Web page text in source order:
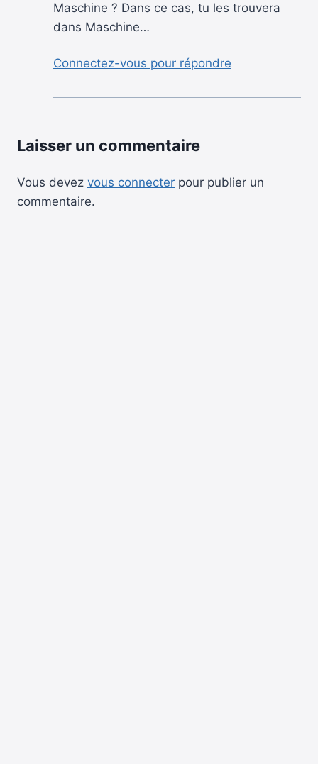
Maschine ? Dans ce cas, tu les trouvera
dans Maschine…
Connectez-vous pour répondre
Laisser un commentaire
Vous devez vous connecter pour publier un
commentaire.